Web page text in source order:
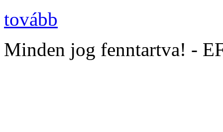
tovább
Minden jog fenntartva! -